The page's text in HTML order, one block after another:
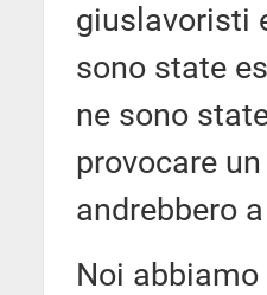
giuslavoristi
sono state
ne sono
provocare
andrebbero
Noi